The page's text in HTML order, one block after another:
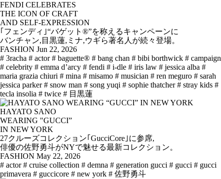
FENDI CELEBRATES
THE ICON OF CRAFT
AND SELF-EXPRESSION
｢フェンディ｣“バゲット®”を称えるキャンペーンに
バンチャン,目黒蓮,ミナ,ウギら著名人が続々登場。
FASHION Jun 22, 2026
# 3racha # actor # baguette® # bang chan # bibi borthwick # campaign
# celebrity # emma d’arcy # fendi # i-dle # iris law # jessica alba #
maria grazia chiuri # mina # misamo # musician # ren meguro # sarah
jessica parker # snow man # song yuqi # sophie thatcher # stray kids #
tecla insolia # twice # 目黒蓮
HAYATO SANO
WEARING "GUCCI”
IN NEW YORK
27クルーズコレクション｢GucciCore｣に参席,
俳優の佐野勇斗がNYで魅せる最新コレクション。
FASHION May 22, 2026
# actor # cruise collection # demna # generation gucci # gucci # gucci
primavera # guccicore # new york # 佐野勇斗